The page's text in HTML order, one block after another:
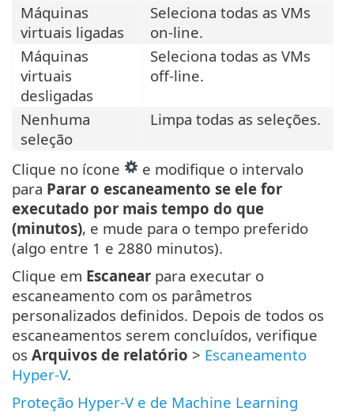
Máquinas
virtuais ligadas
Seleciona todas as VMs
on-line.
Máquinas
virtuais
desligadas
Seleciona todas as VMs
off-line.
Nenhuma
seleção
Limpa todas as seleções.
Clique no ícone
e modifique o intervalo
para Parar o escaneamento se ele for
executado por mais tempo do que
(minutos), e mude para o tempo preferido
(algo entre 1 e 2880 minutos).
Clique em Escanear para executar o
escaneamento com os parâmetros
personalizados definidos. Depois de todos os
escaneamentos serem concluídos, verifique
os Arquivos de relatório > Escaneamento
Hyper-V.
Proteção Hyper-V e de Machine Learning